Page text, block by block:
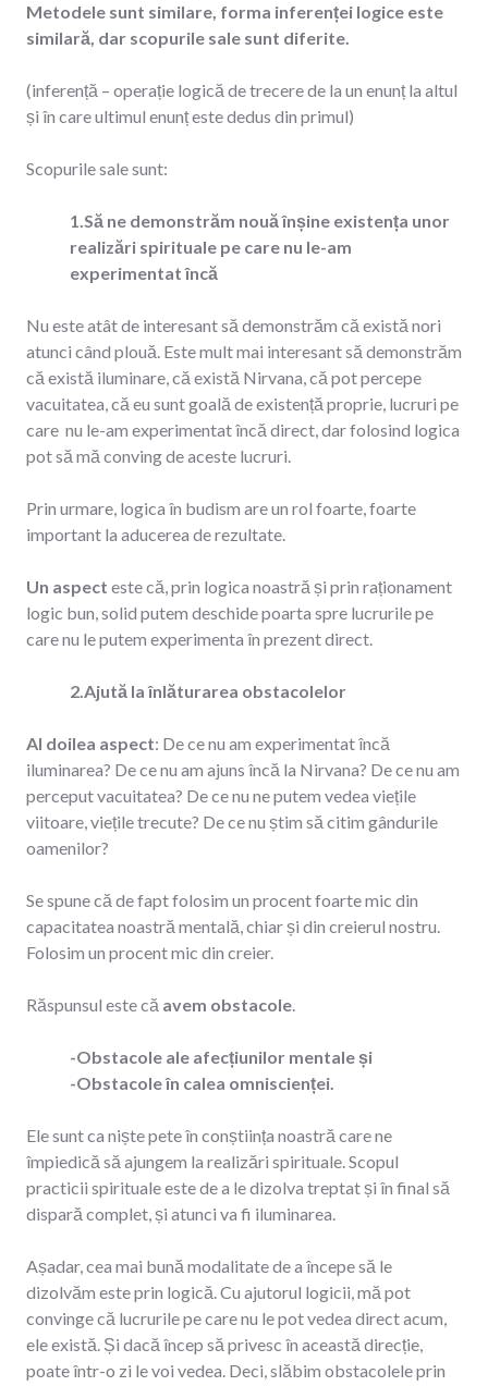
Metodele sunt similare, forma inferenței logice este
similară, dar scopurile sale sunt diferite.
(inferență – operație logică de trecere de la un enunț la altul
și în care ultimul enunț este dedus din primul)
Scopurile sale sunt:
1.Să ne demonstrăm nouă înșine existența unor
realizări spirituale pe care nu le-am
experimentat încă
Nu este atât de interesant să demonstrăm că există nori
atunci când plouă. Este mult mai interesant să demonstrăm
că există iluminare, că există Nirvana, că pot percepe
vacuitatea, că eu sunt goală de existență proprie, lucruri pe
care nu le-am experimentat încă direct, dar folosind logica
pot să mă conving de aceste lucruri.
Prin urmare, logica în budism are un rol foarte, foarte
important la aducerea de rezultate.
Un aspect este că, prin logica noastră și prin raționament
logic bun, solid putem deschide poarta spre lucrurile pe
care nu le putem experimenta în prezent direct.
2.Ajută la înlăturarea obstacolelor
Al doilea aspect: De ce nu am experimentat încă
iluminarea? De ce nu am ajuns încă la Nirvana? De ce nu am
perceput vacuitatea? De ce nu ne putem vedea viețile
viitoare, viețile trecute? De ce nu știm să citim gândurile
oamenilor?
Se spune că de fapt folosim un procent foarte mic din
capacitatea noastră mentală, chiar și din creierul nostru.
Folosim un procent mic din creier.
Răspunsul este că avem obstacole.
-Obstacole ale afecțiunilor mentale și
-Obstacole în calea omniscienței.
Ele sunt ca niște pete în conștiința noastră care ne
împiedică să ajungem la realizări spirituale. Scopul
practicii spirituale este de a le dizolva treptat și în final să
dispară complet, și atunci va fi iluminarea.
Așadar, cea mai bună modalitate de a începe să le
dizolvăm este prin logică. Cu ajutorul logicii, mă pot
convinge că lucrurile pe care nu le pot vedea direct acum,
ele există. Și dacă încep să privesc în această direcție,
poate într-o zi le voi vedea. Deci, slăbim obstacolele prin